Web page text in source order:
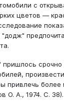
с
цветов —
"додж"
срочно
привлечь
О. А., 1974. С. 38).